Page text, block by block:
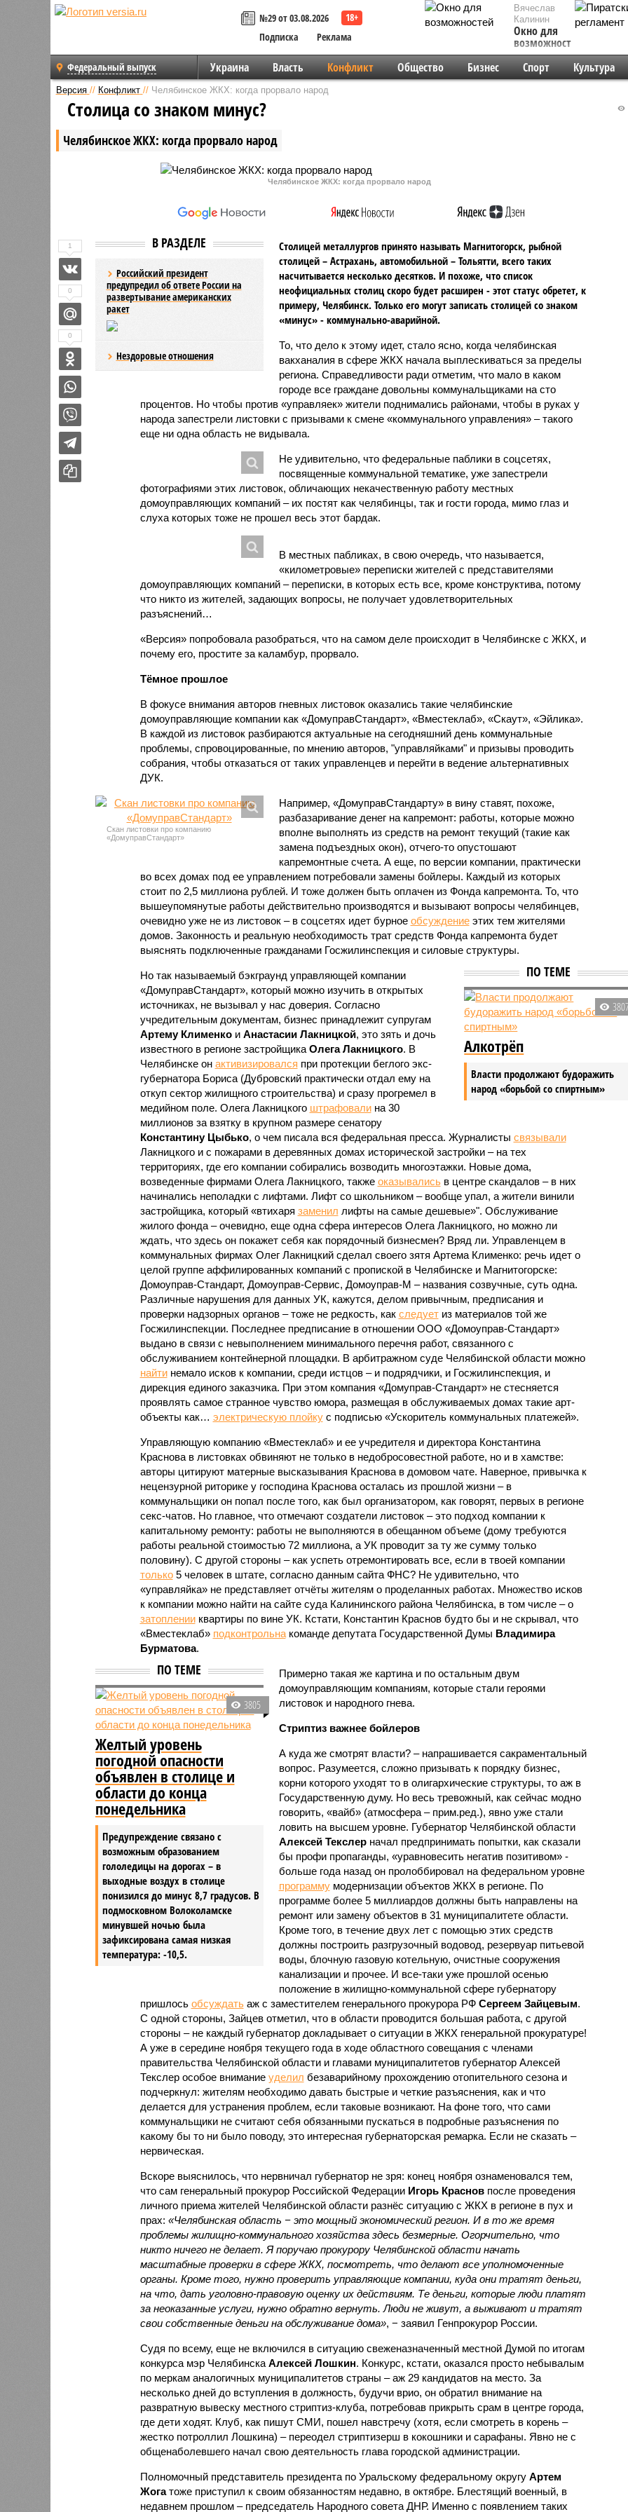
№29 от 03.08.2026
Подписка
Реклама
Вячеслав
Калинин
Окно для
возможностей
Федеральный выпуск Украина Власть Конфликт Общество Бизнес Спорт Культура
Версия // Конфликт // Челябинское ЖКХ: когда прорвало народ
Челябинское ЖКХ: когда прорвало народ
Столица со знаком минус?
Челябинское ЖКХ: когда прорвало народ
В РАЗДЕЛЕ
Российский президент
предупредил об ответе России на
развертывание американских
ракет
Нездоровые отношения
Столицей металлургов принято называть Магнитогорск, рыбной
столицей – Астрахань, автомобильной – Тольятти, всего таких
насчитывается несколько десятков. И похоже, что список
неофициальных столиц скоро будет расширен - этот статус обретет, к
примеру, Челябинск. Только его могут записать столицей со знаком
«минус» - коммунально-аварийной.
То, что дело к этому идет, стало ясно, когда челябинская
вакханалия в сфере ЖКХ начала выплескиваться за пределы
региона. Справедливости ради отметим, что мало в каком
городе все граждане довольны коммунальщиками на сто
процентов. Но чтобы против «управляек» жители поднимались районами, чтобы в руках у
народа запестрели листовки с призывами к смене «коммунального управления» – такого
еще ни одна область не видывала.
Не удивительно, что федеральные паблики в соцсетях,
посвященные коммунальной тематике, уже запестрели
фотографиями этих листовок, обличающих некачественную работу местных
домоуправляющих компаний – их постят как челябинцы, так и гости города, мимо глаз и
слуха которых тоже не прошел весь этот бардак.
В местных пабликах, в свою очередь, что называется,
«километровые» переписки жителей с представителями
домоуправляющих компаний – переписки, в которых есть все, кроме конструктива, потому
что никто из жителей, задающих вопросы, не получает удовлетворительных
разъяснений…
«Версия» попробовала разобраться, что на самом деле происходит в Челябинске с ЖКХ, и
почему его, простите за каламбур, прорвало.
Тёмное прошлое
В фокусе внимания авторов гневных листовок оказались такие челябинские
домоуправляющие компании как «ДомуправСтандарт», «Вместеклаб», «Скаут», «Эйлика».
В каждой из листовок разбираются актуальные на сегодняшний день коммунальные
проблемы, спровоцированные, по мнению авторов, "управляйками" и призывы проводить
собрания, чтобы отказаться от таких управленцев и перейти в ведение альтернативных
ДУК.
Скан листовки про компанию
«ДомуправСтандарт»
Например, «ДомуправСтандарту» в вину ставят, похоже,
разбазаривание денег на капремонт: работы, которые можно
вполне выполнять из средств на ремонт текущий (такие как
замена подъездных окон), отчего-то опустошают
капремонтные счета. А еще, по версии компании, практически
во всех домах под ее управлением потребовали замены бойлеры. Каждый из которых
стоит по 2,5 миллиона рублей. И тоже должен быть оплачен из Фонда капремонта. То, что
вышеупомянутые работы действительно производятся и вызывают вопросы челябинцев,
очевидно уже не из листовок – в соцсетях идет бурное обсуждениеэтих тем жителями
домов. Законность и реальную необходимость трат средств Фонда капремонта будет
выяснять подключенные гражданами Госжилинспекция и силовые структуры.
ПО ТЕМЕ
Алкотрёп
Власти продолжают будоражить
народ «борьбой со спиртным»
Но так называемый бэкграунд управляющей компании
«ДомуправСтандарт», который можно изучить в открытых
источниках, не вызывал у нас доверия. Согласно
учредительным документам, бизнес принадлежит супругам
Артему Клименкои Анастасии Лакницкой, это зять и дочь
известного в регионе застройщика Олега Лакницкого. В
Челябинске он активизировался при протекции беглого экс-
губернатора Бориса (Дубровский практически отдал ему на
откуп сектор жилищного строительства) и сразу прогремел в
медийном поле. Олега Лакницкого штрафовалина 30
миллионов за взятку в крупном размере сенатору
Константину Цыбько, о чем писала вся федеральная пресса. Журналисты связывали
Лакницкого и с пожарами в деревянных домах исторической застройки – на тех
территориях, где его компании собирались возводить многоэтажки. Новые дома,
возведенные фирмами Олега Лакницкого, также оказывалисьв центре скандалов – в них
начинались неполадки с лифтами. Лифт со школьником – вообще упал, а жители винили
застройщика, который «втихаря заменил лифты на самые дешевые»". Обслуживание
жилого фонда – очевидно, еще одна сфера интересов Олега Лакницкого, но можно ли
ждать, что здесь он покажет себя как порядочный бизнесмен? Вряд ли. Управленцем в
коммунальных фирмах Олег Лакницкий сделал своего зятя Артема Клименко: речь идет о
целой группе аффилированных компаний с пропиской в Челябинске и Магнитогорске:
Домоуправ-Стандарт, Домоуправ-Сервис, Домоуправ-М – названия созвучные, суть одна.
Различные нарушения для данных УК, кажутся, делом привычным, предписания и
проверки надзорных органов – тоже не редкость, как следуетиз материалов той же
Госжилинспекции. Последнее предписание в отношении ООО «Домоуправ-Стандарт»
выдано в связи с невыполнением минимального перечня работ, связанного с
обслуживанием контейнерной площадки. В арбитражном суде Челябинской области можно
найтинемало исков к компании, среди истцов – и подрядчики, и Госжилинспекция, и
дирекция единого заказчика. При этом компания «Домуправ-Стандарт» не стесняется
проявлять самое странное чувство юмора, размещая в обслуживаемых домах такие арт-
объекты как… электрическую плойкус подписью «Ускоритель коммунальных платежей».
Управляющую компанию «Вместеклаб» и ее учредителя и директора Константина
Краснова в листовках обвиняют не только в недобросовестной работе, но и в хамстве:
авторы цитируют матерные высказывания Краснова в домовом чате. Наверное, привычка к
нецензурной риторике у господина Краснова осталась из прошлой жизни – в
коммунальщики он попал после того, как был организатором, как говорят, первых в регионе
секс-чатов. Но главное, что отмечают создатели листовок – это подход компании к
капитальному ремонту: работы не выполняются в обещанном объеме (дому требуются
работы реальной стоимостью 72 миллиона, а УК проводит за ту же сумму только
половину). С другой стороны – как успеть отремонтировать все, если в твоей компании
только5 человек в штате, согласно данным сайта ФНС? Не удивительно, что
«управляйка» не представляет отчёты жителям о проделанных работах. Множество исков
к компании можно найти на сайте суда Калининского района Челябинска, в том числе – о
затопленииквартиры по вине УК. Кстати, Константин Краснов будто бы и не скрывал, что
«Вместеклаб» подконтрольнакоманде депутата Государственной Думы Владимира
Бурматова.
ПО ТЕМЕ
3805
Желтый уровень
погодной опасности
объявлен в столице и
области до конца
понедельника
Предупреждение связано с
возможным образованием
гололедицы на дорогах – в
выходные воздух в столице
понизился до минус 8,7 градусов. В
подмосковном Волоколамске
минувшей ночью была
зафиксирована самая низкая
температура: -10,5.
Примерно такая же картина и по остальным двум
домоуправляющим компаниям, которые стали героями
листовок и народного гнева.
Стриптиз важнее бойлеров
А куда же смотрят власти? – напрашивается сакраментальный
вопрос. Разумеется, сложно призывать к порядку бизнес,
корни которого уходят то в олигархические структуры, то аж в
Государственную думу. Но весь тревожный, как сейчас модно
говорить, «вайб» (атмосфера – прим.ред.), явно уже стали
ловить на высшем уровне. Губернатор Челябинской области
Алексей Текслерначал предпринимать попытки, как сказали
бы профи пропаганды, «уравновесить негатив позитивом» -
больше года назад он пролоббировал на федеральном уровне
программумодернизации объектов ЖКХ в регионе. По
программе более 5 миллиардов должны быть направлены на
ремонт или замену объектов в 31 муниципалитете области.
Кроме того, в течение двух лет с помощью этих средств
должны построить разгрузочный водовод, резервуар питьевой
воды, блочную газовую котельную, очистные сооружения
канализации и прочее. И все-таки уже прошлой осенью
положение в жилищно-коммунальной сфере губернатору
пришлось обсуждатьаж с заместителем генерального прокурора РФ Сергеем Зайцевым.
С одной стороны, Зайцев отметил, что в области проводится большая работа, с другой
стороны – не каждый губернатор докладывает о ситуации в ЖКХ генеральной прокуратуре!
А уже в середине ноября текущего года в ходе областного совещания с членами
правительства Челябинской области и главами муниципалитетов губернатор Алексей
Текслер особое внимание уделил безаварийному прохождению отопительного сезона и
подчеркнул: жителям необходимо давать быстрые и четкие разъяснения, как и что
делается для устранения проблем, если таковые возникают. На фоне того, что сами
коммунальщики не считают себя обязанными пускаться в подробные разъяснения по
какому бы то ни было поводу, это интересная губернаторская ремарка. Если не сказать –
нервическая.
Вскоре выяснилось, что нервничал губернатор не зря: конец ноября ознаменовался тем,
что сам генеральный прокурор Российской Федерации Игорь Красновпосле проведения
личного приема жителей Челябинской области разнёс ситуацию с ЖКХ в регионе в пух и
прах: «Челябинская область − это мощный экономический регион. И в то же время
проблемы жилищно-коммунального хозяйства здесь безмерные. Огорчительно, что
никто ничего не делает. Я поручаю прокурору Челябинской области начать
масштабные проверки в сфере ЖКХ, посмотреть, что делают все уполномоченные
органы. Кроме того, нужно проверить управляющие компании, куда они тратят деньги,
на что, дать уголовно-правовую оценку их действиям. Те деньги, которые люди платят
за неоказанные услуги, нужно обратно вернуть. Люди не живут, а выживают и тратят
свои собственные деньги на обслуживание дома», − заявил Генпрокурор России.
Судя по всему, еще не включился в ситуацию свеженазначенный местной Думой по итогам
конкурса мэр Челябинска Алексей Лошкин. Конкурс, кстати, оказался просто небывалым
по меркам аналогичных муниципалитетов страны – аж 29 кандидатов на место. За
несколько дней до вступления в должность, будучи врио, он обратил внимание на
развратную вывеску местного стриптиз-клуба, потребовав прикрыть срам в центре города,
где дети ходят. Клуб, как пишут СМИ, пошел навстречу (хотя, если смотреть в корень –
жестко потроллил Лошкина) – переодел стриптизерш в кокошники и сарафаны. Явно не с
общенаболевшего начал свою деятельность глава городской администрации.
Полномочный представитель президента по Уральскому федеральному округу Артем
Жогатоже приступил к своим обязанностям недавно, в октябре. Блестящий военный, в
недавнем прошлом – председатель Народного совета ДНР. Именно с появлением таких
1
0
0